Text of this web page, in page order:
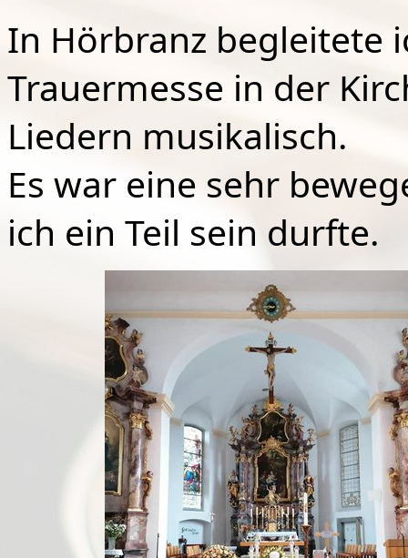
In Hörbranz begleitete
Trauermesse in der
Liedern musikalisch.
Es war eine sehr
ich ein Teil sein durfte.